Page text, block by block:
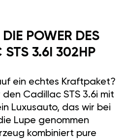
DIE POWER DES
STS 3.6I 302HP
ein echtes Kraftpaket?
den Cadillac STS 3.6i mit
Luxusauto, das wir bei
Lupe genommen
kombiniert pure